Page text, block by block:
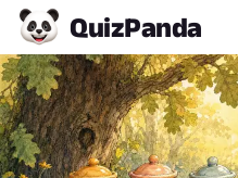
QuizPanda